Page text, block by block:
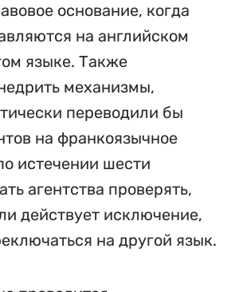
основание, когда
на английском
языке. Также
механизмы,
переводили бы
на франкоязычное
истечении шести
агентства проверять,
действует исключение,
на другой язык.